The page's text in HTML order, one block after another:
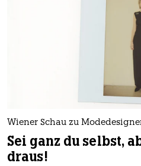
Wiener Schau zu
Sei ganz du selbst,
draus!